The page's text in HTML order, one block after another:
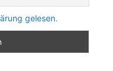
gelesen.